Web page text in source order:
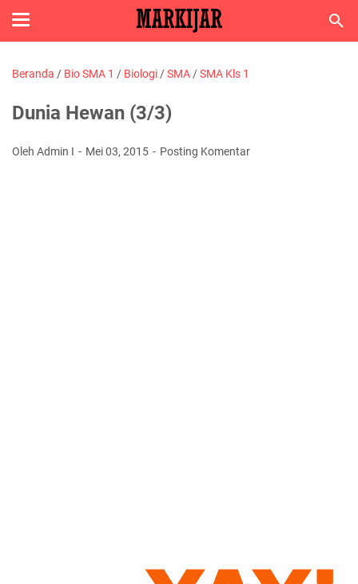
Beranda / Bio SMA 1 / Biologi /SMA /SMA Kls 1
Dunia Hewan (3/3)
Oleh Admin I Mei 03, 2015 Posting Komentar